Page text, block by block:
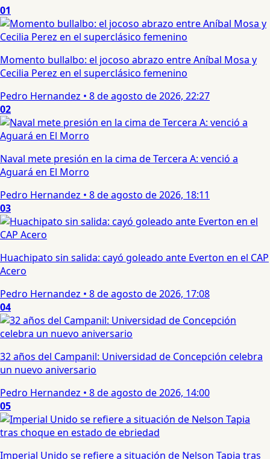
01
Momento bullalbo: el jocoso abrazo entre Aníbal Mosa y
Cecilia Perez en el superclásico femenino
Pedro Hernandez • 8 de agosto de 2026, 22:27
02
Naval mete presión en la cima de Tercera A: venció a
Aguará en El Morro
Pedro Hernandez • 8 de agosto de 2026, 18:11
03
Huachipato sin salida: cayó goleado ante Everton en el CAP
Acero
Pedro Hernandez • 8 de agosto de 2026, 17:08
04
32 años del Campanil: Universidad de Concepción celebra
un nuevo aniversario
Pedro Hernandez • 8 de agosto de 2026, 14:00
05
Imperial Unido se refiere a situación de Nelson Tapia tras